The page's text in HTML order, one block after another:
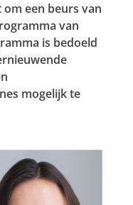
om een beurs van
van
is bedoeld
mogelijk te